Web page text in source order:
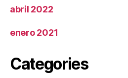
abril 2022
enero 2021
Categories